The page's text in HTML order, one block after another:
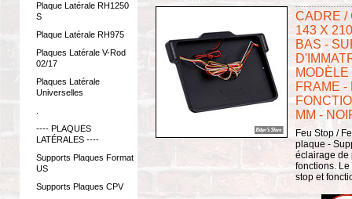
Plaque Latérale RH1250
S
Plaque Latérale RH975
Plaques Latérale V-Rod
02/17
Plaques Latérale
Universelles
---- PLAQUES
LATÉRALES ----
Supports Plaques Format
US
Supports Plaques CPV
CADRE /
143 X
BAS -
FRAME -
MM -
Feu Stop /
plaque -
éclairage de
fonctions. Le
stop et